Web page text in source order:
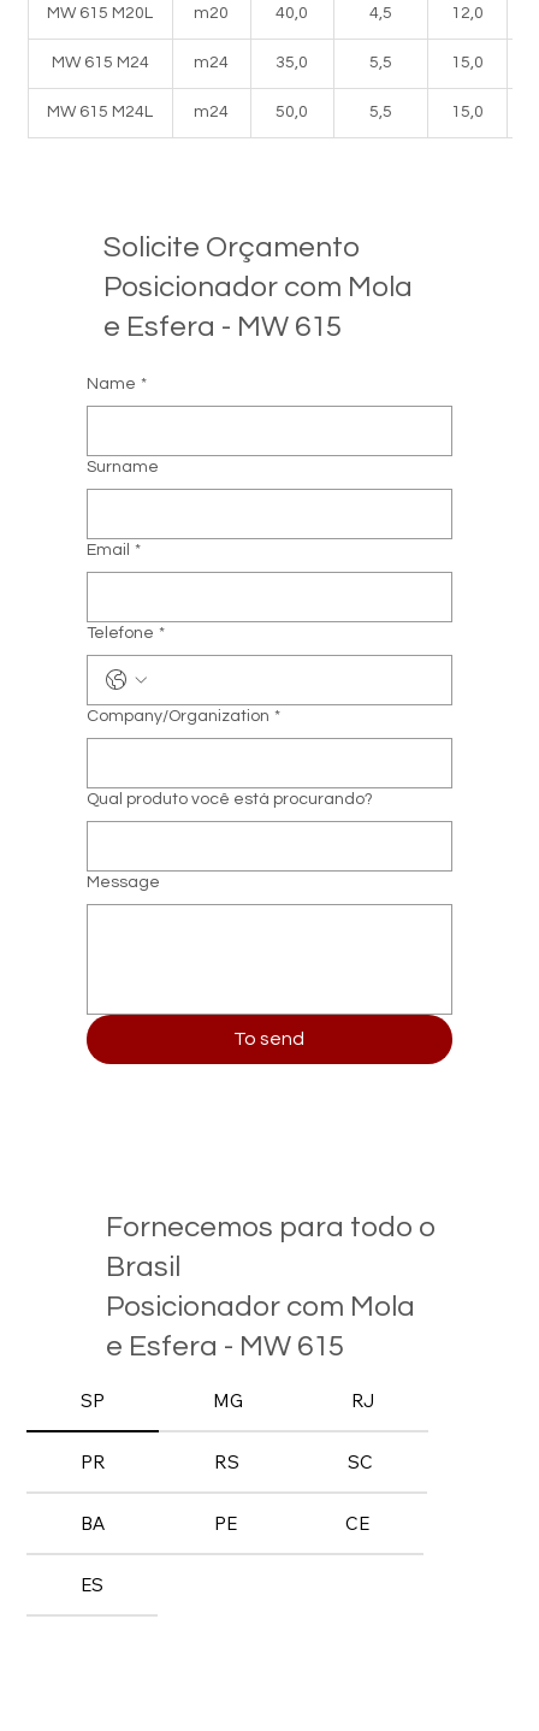
MW 615 M20L m20 40,0 4,5 12,0
MW 615 M24 m24 35,0 5,5 15,0
MW 615 M24L m24 50,0 5,5 15,0
Solicite Orçamento
Posicionador com Mola
e Esfera - MW 615
Name *
Surname
Email *
Telefone *
Company/Organization *
Qual produto você está procurando?
Message
To send
Fornecemos para todo o
Brasil
Posicionador com Mola
e Esfera - MW 615
SP MG RJ
PR RS SC
BA PE CE
ES